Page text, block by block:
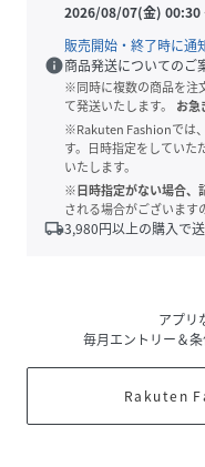
2026/08/07(金) 00:30
販売開始・終了時に通
info商品発送についてのご
※同時に複数の商品を注
て発送いたします。
お急
※Rakuten Fashionでは
す。日時指定をしていた
いたします。
※日時指定がない場合、
される場合がございます
local_shipping3,980円以上の購入で
アプリ
毎月エントリー＆条
Rakuten